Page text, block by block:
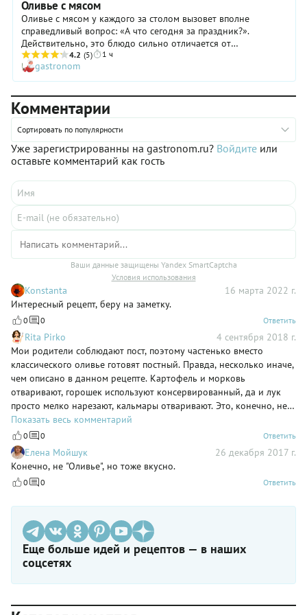
поровну, не ошибетесь. Не кладите картошки в два раза
больше остального, а колбасы в два раза меньше. И будет
сам счастье.
Оливье с мясом
Оливье с мясом у каждого за столом вызовет вполне
справедливый вопрос: «А что сегодня за праздник?».
Действительно, это блюдо сильно отличается от
традиционного варианта именно за счет главного
ингредиента. Все-таки деликатесная говядина — это особая
история! Но, согласитесь, радовать близких чем-то
вкусненьким можно не только в праздник. Тем более, что
все остальные ингредиенты оливье с мясом вполне
демократичные. Однако мы уверены: такой вариант салата
вам понравится настолько, что, когда речь зайдет, например,
о застолье новогоднем, вы точно запланируете поход в
магазин за правильным отрубом.
4.2 (5) 1 ч
gastronom
Комментарии
Сортировать по популярности
Уже зарегистрированны на gastronom.ru? Войдите или
оставьте комментарий как гость
Ваши данные защищены Yandex SmartCaptcha
Условия использования
Konstanta
16 марта 2022 г.
Интересный рецепт, беру на заметку.
0 0 Ответить
Rita Pirko
4 сентября 2018 г.
Мои родители соблюдают пост, поэтому частенько вместо
классического оливье готовят постный. Правда, несколько иначе,
чем описано в данном рецепте. Картофель и морковь
отваривают, горошек используют консервированный, да и лук
просто мелко нарезают, кальмары отваривают. Это, конечно, не
оливье, но получается очень вкусно. Да и вообще, этот салат
хорошая альтернатива для постного стола. На счет
консервированного кальмара сказать ничего не могу, не
пробовала.
Показать весь комментарий
0 0 Ответить
Елена Мойшук
26 декабря 2017 г.
Конечно, не "Оливье", но тоже вкусно.
0 0 Ответить
Еще больше идей и рецептов — в наших
соцсетях